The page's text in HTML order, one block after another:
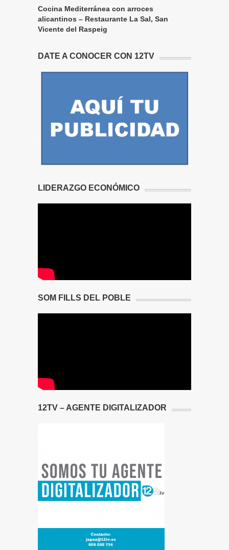
Cocina Mediterránea con arroces
alicantinos – Restaurante La Sal, San
Vicente del Raspeig
DATE A CONOCER CON 12TV
LIDERAZGO ECONÓMICO
SOM FILLS DEL POBLE
12TV – AGENTE DIGITALIZADOR